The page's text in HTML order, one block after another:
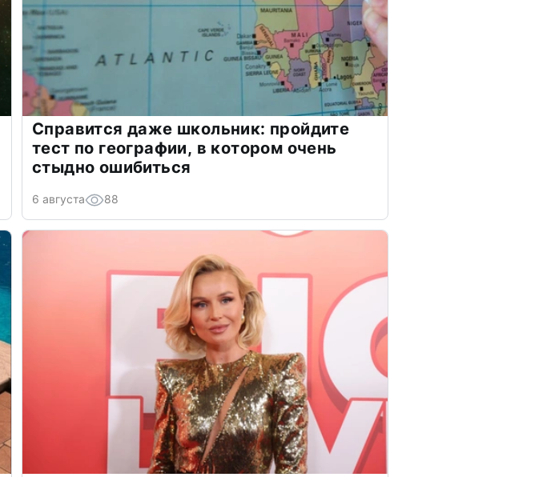
Справится даже школьник: пройдите
тест по географии, в котором очень
стыдно ошибиться
6 августа 88